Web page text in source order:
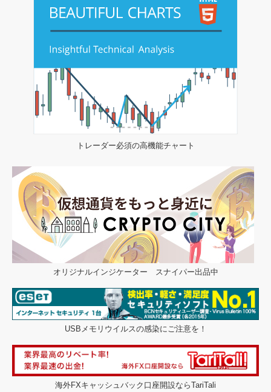
トレーダー必須の高機能チャート
オリジナルインジケーター スナイパー出品中
USBメモリウイルスの感染にご注意を！
海外FXキャッシュバック口座開設ならTariTali